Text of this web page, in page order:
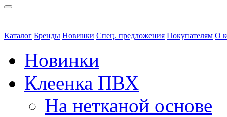
Каталог Бренды Новинки Спец. предложения Покупателям О
Новинки
Клеенка ПВХ
На нетканой основе